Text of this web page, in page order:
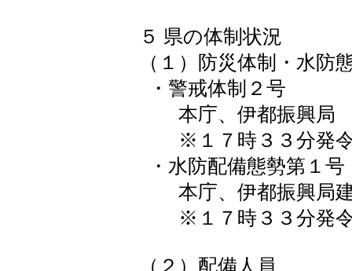
５ 県の体制状況
（１）防災体制・水防
・警戒体制２号
本庁、伊都振興局
※１７時３３分発
・水防配備態勢第１号
本庁、伊都振興局
※１７時３３分発令
（２）配備人員